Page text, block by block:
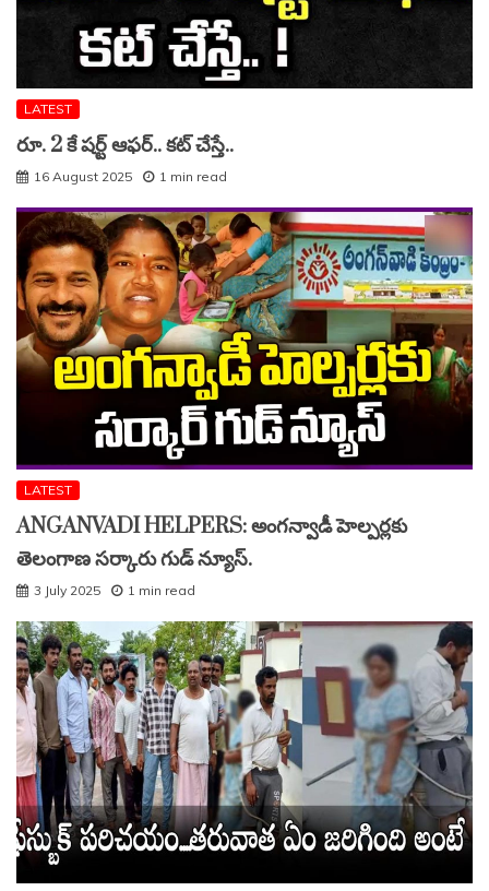
LATEST
రూ. 2 కే షర్ట్ ఆఫర్.. కట్ చేస్తే..
16 August 2025 1 min read
LATEST
ANGANVADI HELPERS: అంగన్వాడీ హెల్పర్లకు
తెలంగాణ సర్కారు గుడ్ న్యూస్.
3 July 2025 1 min read